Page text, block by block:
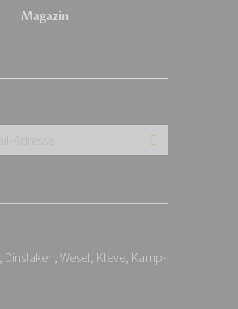
Magazin
Wesel, Kleve, Kamp-